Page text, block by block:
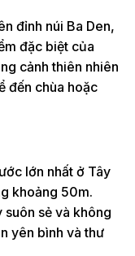
đỉnh núi Ba Den,
đặc biệt của
cảnh thiên nhiên
đến chùa hoặc
lớn nhất ở Tây
khoảng 50m.
sẻ và không
yên bình và thư